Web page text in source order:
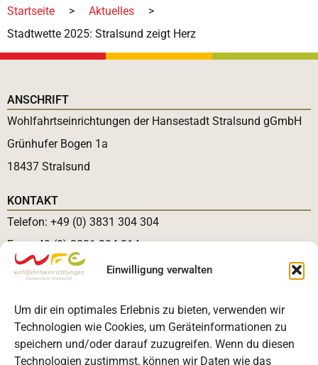
Einwilligung verwalten
Um dir ein optimales Erlebnis zu bieten, verwenden wir
Technologien wie Cookies, um Geräteinformationen zu
speichern und/oder darauf zuzugreifen. Wenn du diesen
Technologien zustimmst, können wir Daten wie das
Startseite > Aktuelles
>
Stadtwette 2025: Stralsund zeigt Herz
ANSCHRIFT
Wohlfahrtseinrichtungen der Hansestadt Stralsund gGmbH
Grünhufer Bogen 1a
18437 Stralsund
KONTAKT
Telefon: +49 (0) 3831 304 304
Fax: +49 (0) 3831 304 314
E-Mail:info@wfehst.de
Kontakt
Impressum
Datenschutzerklärung